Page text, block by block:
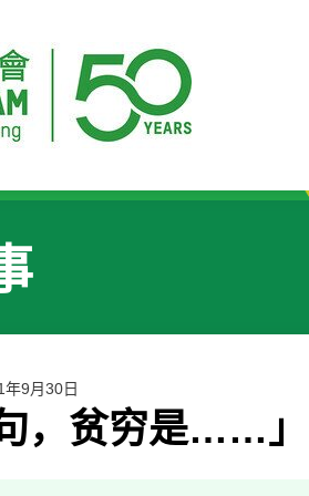
年9月30日
，贫穷是……」